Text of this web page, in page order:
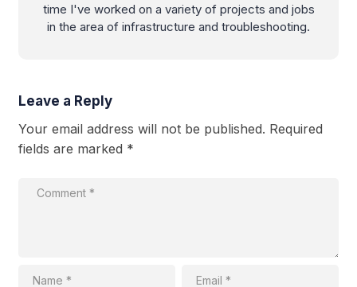
time I've worked on a variety of projects and jobs
in the area of infrastructure and troubleshooting.
Leave a Reply
Your email address will not be published. Required
fields are marked *